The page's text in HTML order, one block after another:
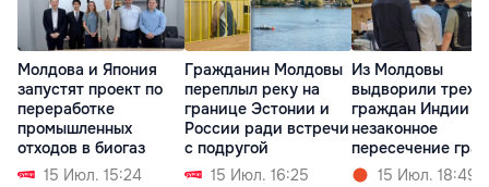
Молдова и Япония
запустят проект по
переработке
промышленных
отходов в биогаз
15 Июл. 15:24
Гражданин Молдовы
переплыл реку на
границе Эстонии и
России ради встречи
с подругой
15 Июл. 16:25
Из Молдовы
выдворили трех
граждан Индии за
незаконное
пересечение
15 Июл. 18:49